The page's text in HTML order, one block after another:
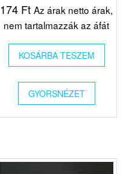
174 Ft Az árak netto árak,
nem tartalmazzák az áfát
KOSÁRBA TESZEM
GYORSNÉZET